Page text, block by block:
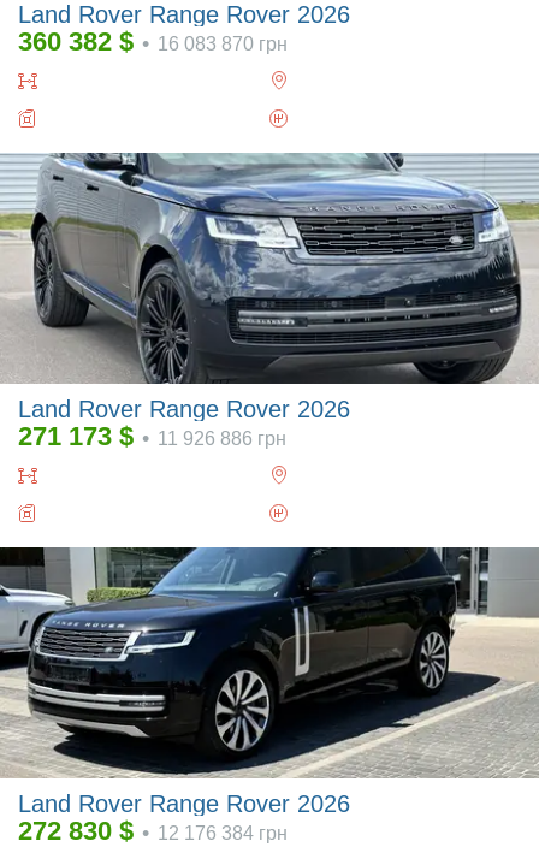
Land Rover Range Rover 2026
360 382 $ • 16 083 870 грн
Land Rover Range Rover 2026
271 173 $ • 11 926 886 грн
Land Rover Range Rover 2026
272 830 $ • 12 176 384 грн